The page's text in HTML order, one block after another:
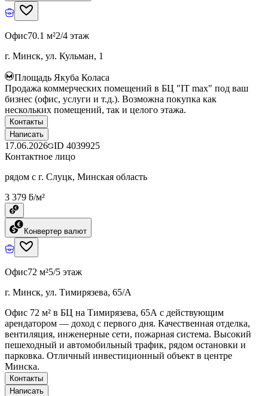
Офис70.1 м²2/4 этаж
г. Минск, ул. Кульман, 1
Площадь Якуба Коласа
Продажа коммерческих помещений в БЦ "IT max" под ваш
бизнес (офис, услуги и т.д.). Возможна покупка как
нескольких помещений, так и целого этажа.
Контакты
Написать
17.06.2026 ID 4039925
Контактное лицо
рядом с г. Слуцк, Минская область
3 379 ƃ/м²
Конвертер валют
Офис72 м²5/5 этаж
г. Минск, ул. Тимирязева, 65/А
Офис 72 м² в БЦ на Тимирязева, 65А с действующим
арендатором — доход с первого дня. Качественная отделка,
вентиляция, инженерные сети, пожарная система. Высокий
пешеходный и автомобильный трафик, рядом остановки и
парковка. Отличный инвестиционный объект в центре
Минска.
Контакты
Написать